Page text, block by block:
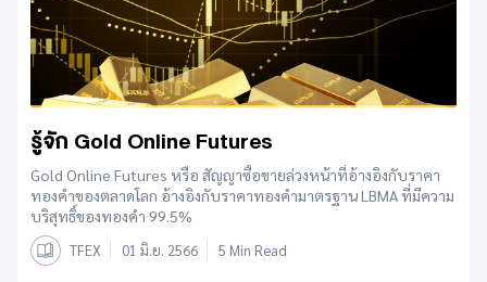
รู้จัก Gold Online Futures
Gold Online Futures หรือ สัญญาซื้อขายล่วงหน้าที่อ้างอิงกับราคา
ทองคำของตลาดโลก อ้างอิงกับราคาทองคำมาตรฐาน LBMA ที่มีความ
บริสุทธิ์ของทองคำ 99.5%
TFEX 01 มิ.ย. 2566 5 Min Read